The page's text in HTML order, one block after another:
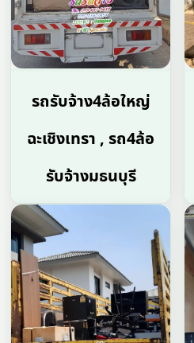
รถรับจ้าง4ล้อใหญ่
ฉะเชิงเทรา , รถ4ล้อ
รับจ้างมธนบุรี